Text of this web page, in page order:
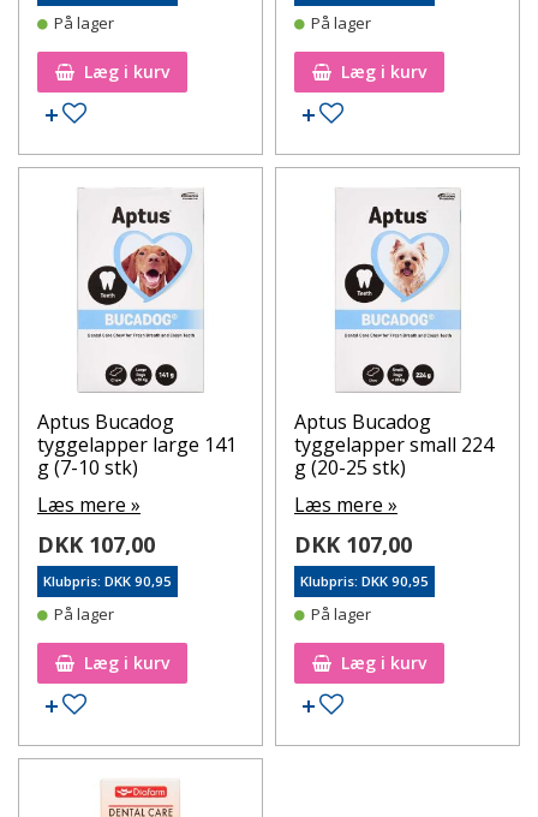
På lager
Læg i kurv
Tilføj til ønskeseddel
På lager
Læg i kurv
Tilføj til ønskeseddel
Aptus Bucadog
tyggelapper large 141
g (7-10 stk)
Læs mere »
DKK 107,00
Klubpris: DKK 90,95
På lager
Læg i kurv
Tilføj til ønskeseddel
Aptus Bucadog
tyggelapper small 224
g (20-25 stk)
Læs mere »
DKK 107,00
Klubpris: DKK 90,95
På lager
Læg i kurv
Tilføj til ønskeseddel